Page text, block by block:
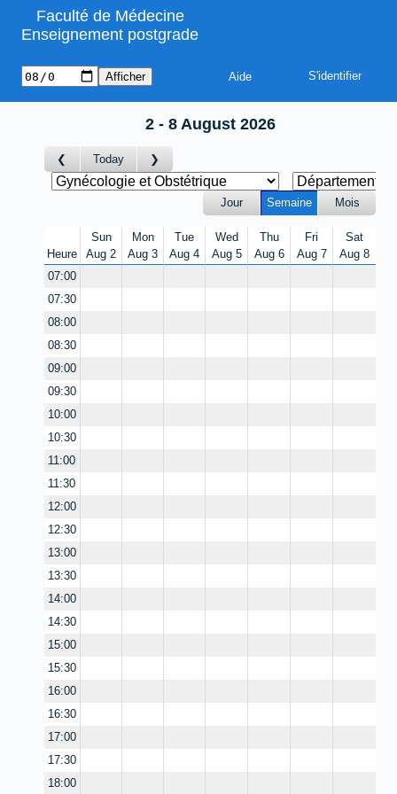
Faculté de Médecine
Enseignement postgrade
Aide
2 - 8 August 2026
Today
Jour Semaine Mois
Heure
Sun
Aug 2
Mon
Aug 3
Tue
Aug 4
Wed
Aug 5
Thu
Aug 6
Fri
Aug 7
Sat
Aug 8
07:00
07:30
08:00
08:30
09:00
09:30
10:00
10:30
11:00
11:30
12:00
12:30
13:00
13:30
14:00
14:30
15:00
15:30
16:00
16:30
17:00
17:30
18:00